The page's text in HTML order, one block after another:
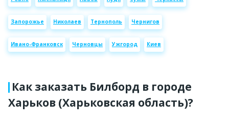
Запорожье Николаев Тернополь Чернигов
Ивано-Франковск Черновцы Ужгород Киев
Как заказать Билборд в городе
Харьков (Харьковская область)?